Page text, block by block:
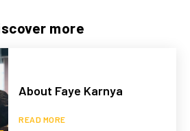
more
About Faye Karnya
READ MORE